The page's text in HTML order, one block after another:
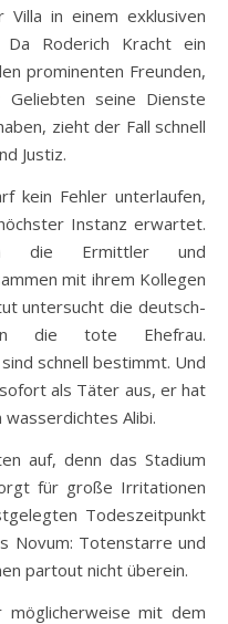
in einem exklusiven
Roderich Kracht ein
prominenten Freunden,
seine Dienste
zieht der Fall schnell
Justiz.
kein Fehler unterlaufen,
Instanz erwartet.
die Ermittler und
mit ihrem Kollegen
untersucht die deutsch-
die tote Ehefrau.
schnell bestimmt. Und
als Täter aus, er hat
Alibi.
auf, denn das Stadium
für große Irritationen
Todeszeitpunkt
Novum: Totenstarre und
partout nicht überein.
mit dem